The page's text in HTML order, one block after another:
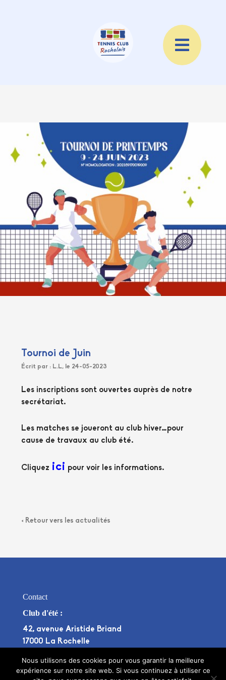
Tournoi de Juin
Écrit par : L.L, le 24-05-2023
Les inscriptions sont ouvertes auprès de notre
secrétariat.
Les matches se joueront au club hiver…pour
cause de travaux au club été.
Cliquez ici pour voir les informations.
< Retour vers les actualités
Contact
Club d'été :
42, avenue Aristide Briand
17000 La Rochelle
Club d'hiver :
Stade Bouffenie, Avenue Pierre de Coubertin
Nous utilisons des cookies pour vous garantir la meilleure
expérience sur notre site web. Si vous continuez à utiliser ce